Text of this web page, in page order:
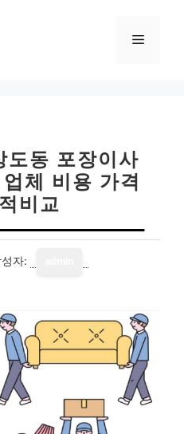
메
도동 포장이사
체 비용 가격
비교
자: